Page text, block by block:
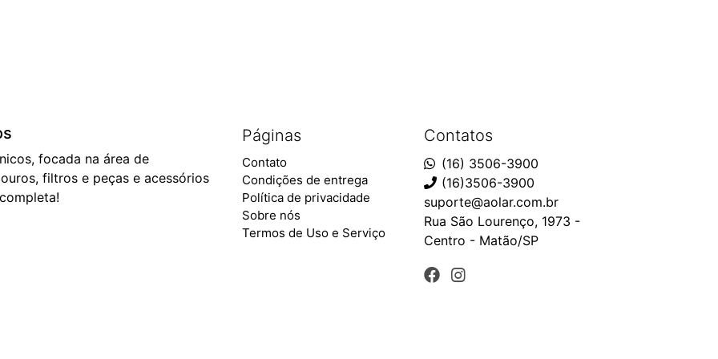
Contatos
(16) 3506-3900
(16)3506-3900
suporte@aolar.com.br
Rua São Lourenço, 1973 -
Centro - Matão/SP
Páginas
Contato
Condições de entrega
Política de privacidade
Sobre nós
Termos de Uso e Serviço
focada na área de
filtros e peças e acessórios